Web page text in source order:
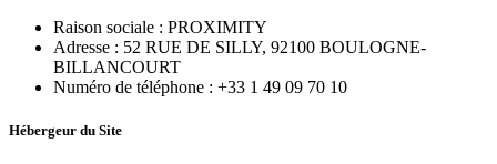
Raison sociale : PROXIMITY
Adresse : 52 RUE DE SILLY, 92100 BOULOGNE-
BILLANCOURT
Numéro de téléphone : +33 1 49 09 70 10
Hébergeur du Site